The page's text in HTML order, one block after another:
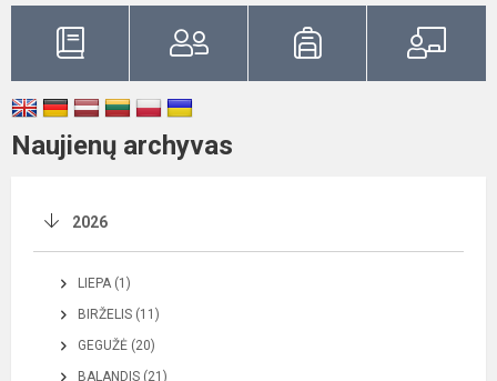
Naujienų archyvas
2026
LIEPA (1)
BIRŽELIS (11)
GEGUŽĖ (20)
BALANDIS (21)